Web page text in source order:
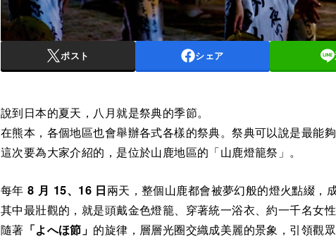
ポスト シェア
說到日本的夏天，八月就是祭典的季節。
在熊本，各個地區也會舉辦各式各樣的祭典。祭典可以說是最能
這次要為大家介紹的，是位於山鹿地區的「山鹿燈籠祭」。
每年8 月 15、16 日兩天，整個山鹿都會被夢幻般的燈火點綴，
其中最壯觀的，就是頭戴金色燈籠、穿著統一浴衣、約一千名女
隨著 「よへほ節」 的旋律，層層光圈交織成美麗的景象，引領觀